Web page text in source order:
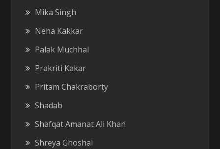
Mika Singh
Neha Kakkar
Palak Muchhal
Prakriti Kakar
Pritam Chakraborty
Shadab
Shafqat Amanat Ali Khan
Shreya Ghoshal